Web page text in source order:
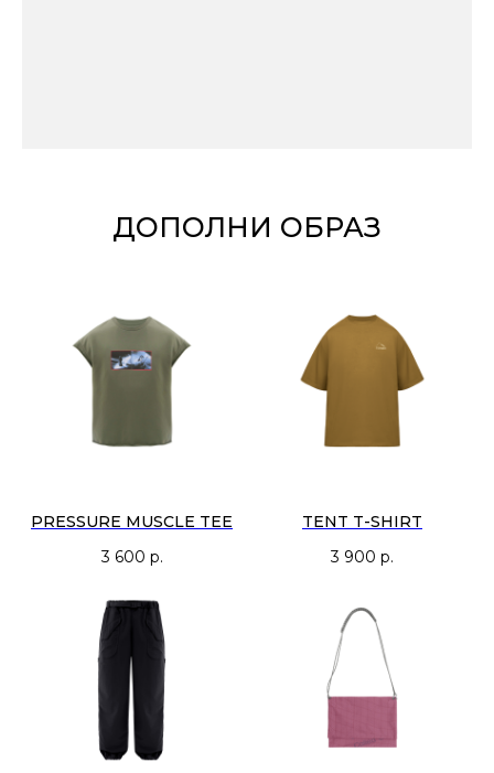
ДОПОЛНИ ОБРАЗ
PRESSURE MUSCLE TEE
3 600 р.
TENT T-SHIRT
3 900 р.